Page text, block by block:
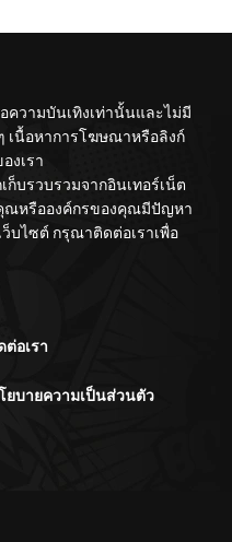
ความบันเทิงเท่านั้นและไม่มี
เนื้อหาการโฆษณาหรือลิงก์
งเรา
บรวบรวมจากอินเทอร์เน็ต
ณหรือองค์กรของคุณมีปัญหา
บไซต์ กรุณาติดต่อเราเพื่อ
ต่อเรา
ยบายความเป็นส่วนตัว